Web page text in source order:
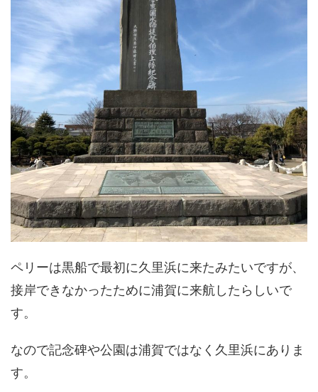
ペリーは黒船で最初に久里浜に来たみたいですが、
接岸できなかったために浦賀に来航したらしいで
す。
なので記念碑や公園は浦賀ではなく久里浜にありま
す。